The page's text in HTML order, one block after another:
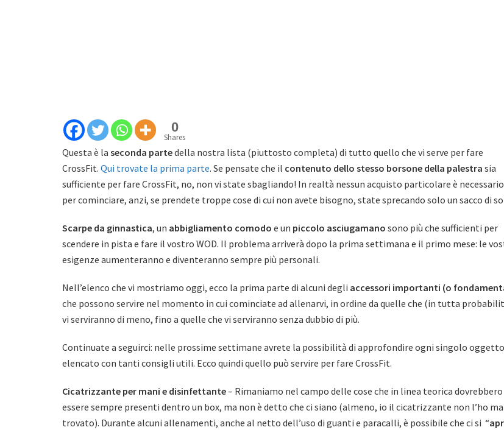
0
Shares
Questa è la seconda partedella nostra lista (piuttosto completa) di tutto quello che vi serve per fare
CrossFit. Qui trovate la prima parte. Se pensate che il contenuto dello stesso borsone della palestra sia
sufficiente per fare CrossFit, no, non vi state sbagliando! In realtà nessun acquisto particolare è necessario
per cominciare, anzi, se prendete troppe cose di cui non avete bisogno, state sprecando solo un sacco di
Scarpe da ginnastica, un abbigliamento comodo e un piccolo asciugamano sono più che sufficienti per
scendere in pista e fare il vostro WOD. Il problema arriverà dopo la prima settimana e il primo mese: le
esigenze aumenteranno e diventeranno sempre più personali.
Nell’elenco che vi mostriamo oggi, ecco la prima parte di alcuni degli accessori importanti (o
che possono servire nel momento in cui cominciate ad allenarvi, in ordine da quelle che (in tutta
vi serviranno di meno, fino a quelle che vi serviranno senza dubbio di più.
Continuate a seguirci: nelle prossime settimane avrete la possibilità di approfondire ogni singolo
elencato con tanti consigli utili. Ecco quindi quello può servire per fare CrossFit.
Cicatrizzante per mani e disinfettante– Rimaniamo nel campo delle cose che in linea teorica dovrebbero
essere sempre presenti dentro un box, ma non è detto che ci siano (almeno, io il cicatrizzante non l’ho
trovato). Durante alcuni allenamenti, anche al netto dell’uso di guanti e paracalli, è possibile che ci si “